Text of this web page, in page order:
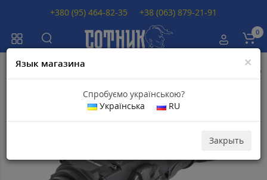
0
Тепловизор
×
Язык магазина
Спробуємо українською?
Українська
RU
Закрыть
+380 (95) 464-82-35 +38 (063) 879-21-91